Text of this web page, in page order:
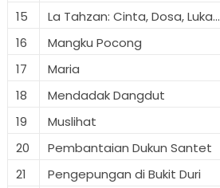
15
La Tahzan: Cinta, Dosa, Luka...
16
Mangku Pocong
17
Maria
18
Mendadak Dangdut
19
Muslihat
20
Pembantaian Dukun Santet
21
Pengepungan di Bukit Duri